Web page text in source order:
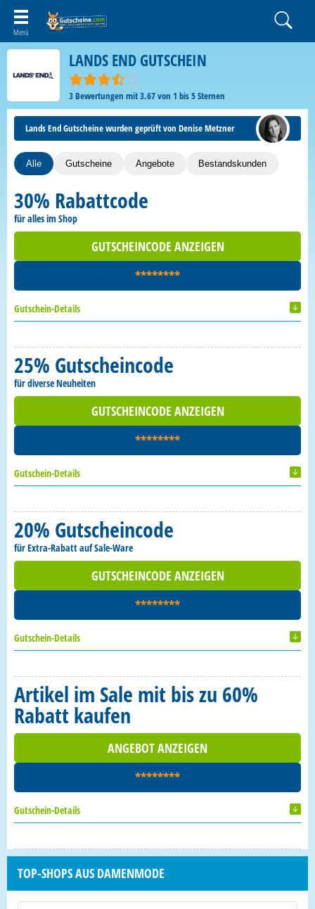
LANDS END GUTSCHEIN
3Bewertungen mit3.67von 1 bis5Sternen
Lands End Gutscheine wurden geprüft von Denise Metzner
Alle Gutscheine Angebote Bestandskunden
30% Rabattcode
für alles im Shop
GUTSCHEINCODE ANZEIGEN
********
Gutschein-Details
25% Gutscheincode
für diverse Neuheiten
GUTSCHEINCODE ANZEIGEN
********
Gutschein-Details
20% Gutscheincode
für Extra-Rabatt auf Sale-Ware
GUTSCHEINCODE ANZEIGEN
********
Gutschein-Details
Artikel im Sale mit bis zu 60%
Rabatt kaufen
ANGEBOT ANZEIGEN
********
Gutschein-Details
TOP-SHOPS AUS DAMENMODE